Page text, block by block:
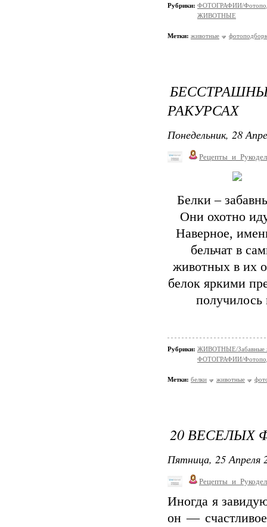
Рубрики: ФОТОГРАФИИ/
ЖИВОТНЫЕ
Метки: животные
РАКУРСАХ
Понедельник, 28
Белки –
Они охотно
Наверное,
бельчат в
животных в их
белок яркими
получилось
Рубрики: ЖИВОТНЫЕ/Забавные
ФОТОГРАФИИ/
Метки: белки животные
20 ВЕСЕЛЫХ
Пятница, 25 Апреля
Иногда я
он —